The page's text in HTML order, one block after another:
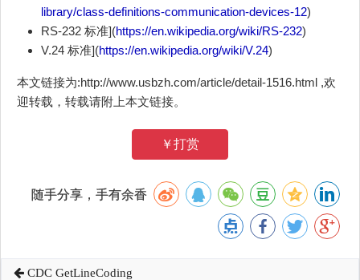
library/class-definitions-communication-devices-12)
RS-232 标准](https://en.wikipedia.org/wiki/RS-232)
V.24 标准](https://en.wikipedia.org/wiki/V.24)
本文链接为:http://www.usbzh.com/article/detail-1516.html ,欢
迎转载，转载请附上本文链接。
￥打赏
随手分享，手有余香
CDC GetLineCoding